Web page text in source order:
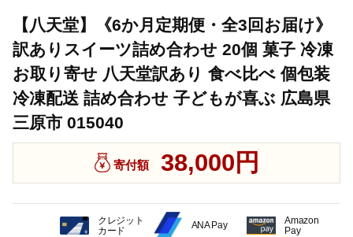
【八天堂】《6か月定期便・全3回お届け》
訳ありスイーツ詰め合わせ 20個 菓子 冷凍
お取り寄せ 八天堂訳あり 食べ比べ 個包装
冷凍配送 詰め合わせ 子どもが喜ぶ 広島県
三原市 015040
寄付額 38,000円
クレジット
カード
ANA Pay
Amazon
Pay